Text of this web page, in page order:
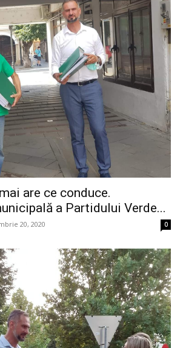
are ce conduce.
a Partidului Verde...
20, 2020 0